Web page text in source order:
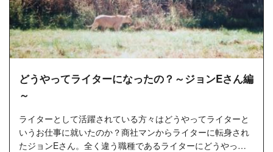
どうやってライターになったの？～ジョンEさん編
～
ライターとして活躍されている方々はどうやってライターと
いうお仕事に就いたのか？商社マンからライターに転身され
たジョンEさん。全く違う職種であるライターにどうやって